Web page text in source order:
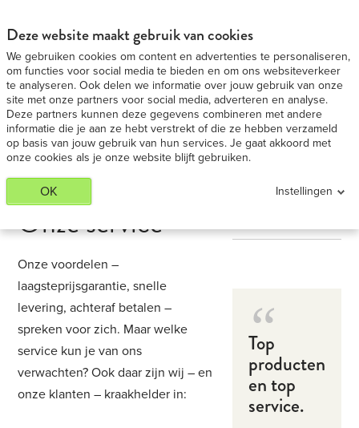
Deze website maakt gebruik van cookies
We gebruiken cookies om content en advertenties te personaliseren,
om functies voor social media te bieden en om ons websiteverkeer
te analyseren. Ook delen we informatie over jouw gebruik van onze
site met onze partners voor social media, adverteren en analyse.
Deze partners kunnen deze gegevens combineren met andere
informatie die je aan ze hebt verstrekt of die ze hebben verzameld
op basis van jouw gebruik van hun services. Je gaat akkoord met
onze cookies als je onze website blijft gebruiken.
OK Instellingen
Onze service
Onze voordelen –
laagsteprijsgarantie, snelle
levering, achteraf betalen –
spreken voor zich. Maar welke
service kun je van ons
verwachten? Ook daar zijn wij – en
onze klanten – kraakhelder in:
Top
producten
en top
service.